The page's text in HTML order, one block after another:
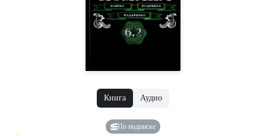
Книга Аудио
По подписке